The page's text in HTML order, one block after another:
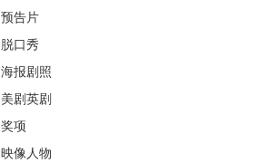
预告片
脱口秀
海报剧照
美剧英剧
奖项
映像人物